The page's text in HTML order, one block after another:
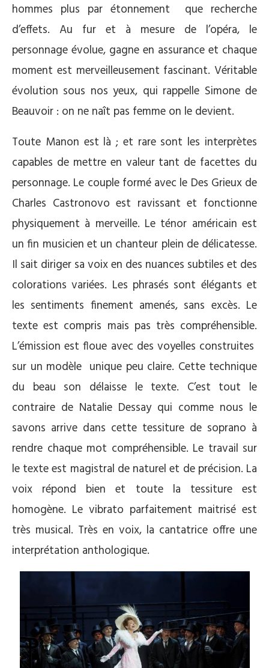
hommes plus par étonnement que recherche
d’effets. Au fur et à mesure de l’opéra, le
personnage évolue, gagne en assurance et chaque
moment est merveilleusement fascinant. Véritable
évolution sous nos yeux, qui rappelle Simone de
Beauvoir : on ne naît pas femme on le devient.
Toute Manon est là ; et rare sont les interprètes
capables de mettre en valeur tant de facettes du
personnage. Le couple formé avec le Des Grieux de
Charles Castronovo est ravissant et fonctionne
physiquement à merveille. Le ténor américain est
un fin musicien et un chanteur plein de délicatesse.
Il sait diriger sa voix en des nuances subtiles et des
colorations variées. Les phrasés sont élégants et
les sentiments finement amenés, sans excès. Le
texte est compris mais pas très compréhensible.
L’émission est floue avec des voyelles construites
sur un modèle unique peu claire. Cette technique
du beau son délaisse le texte. C’est tout le
contraire de Natalie Dessay qui comme nous le
savons arrive dans cette tessiture de soprano à
rendre chaque mot compréhensible. Le travail sur
le texte est magistral de naturel et de précision. La
voix répond bien et toute la tessiture est
homogène. Le vibrato parfaitement maitrisé est
très musical. Très en voix, la cantatrice offre une
interprétation anthologique.